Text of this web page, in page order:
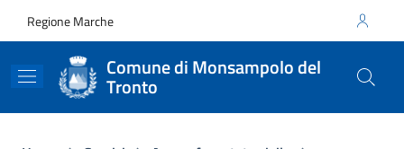
Regione Marche
Comune di Monsampolo del
Tronto